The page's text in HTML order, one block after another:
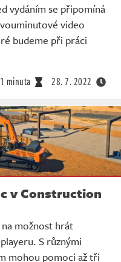
vydáním se připomíná
video
budeme při práci
1 minuta 28. 7. 2022
v Construction
možnost hrát
S různými
mohou pomoci až tři